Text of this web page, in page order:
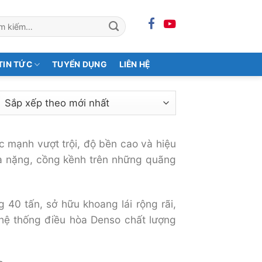
TỨC TUYỂN DỤNG LIÊN HỆ
mạnh vượt trội, độ bền cao và hiệu
cồng kềnh trên những quãng
40 tấn, sở hữu khoang lái rộng rãi,
thống điều hòa Denso chất lượng